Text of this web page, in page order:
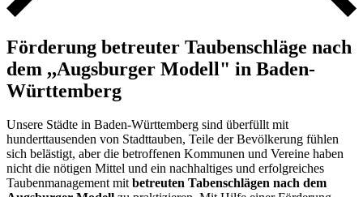
Förderung betreuter Taubenschläge nach
dem ,,Augsburger Modell" in Baden-
Württemberg
Unsere Städte in Baden-Württemberg sind überfüllt mit
hunderttausenden von Stadttauben, Teile der Bevölkerung fühlen
sich belästigt, aber die betroffenen Kommunen und Vereine haben
nicht die nötigen Mittel und ein nachhaltiges und erfolgreiches
Taubenmanagement mitbetreuten Tabenschlägen nach dem